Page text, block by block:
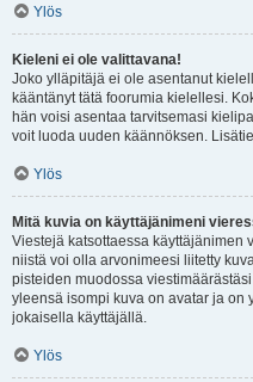
Ylös
Kieleni ei ole valittavana!
Joko ylläpitäjä ei ole asentanut
kääntänyt tätä foorumia kielellesi.
hän voisi asentaa tarvitsemasi
voit luoda uuden käännöksen.
Ylös
Mitä kuvia on käyttäjänimeni
Viestejä katsottaessa käyttäjänimen
niistä voi olla arvonimeesi liitetty
pisteiden muodossa
yleensä isompi kuva on avatar ja
jokaisella käyttäjällä.
Ylös